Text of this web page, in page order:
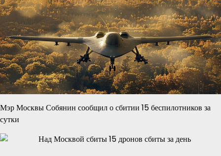
Мэр Москвы Собянин сообщил о сбитии 15 беспилотников за
сутки